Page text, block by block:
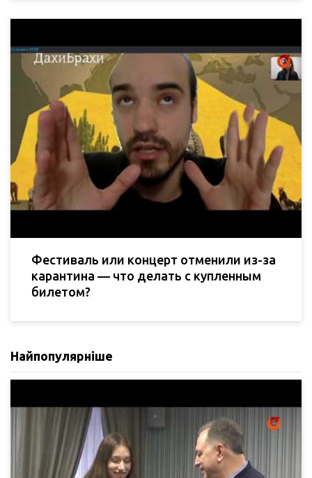
Фестиваль или концерт отменили из-за
карантина — что делать с купленным
билетом?
Найпопулярніше